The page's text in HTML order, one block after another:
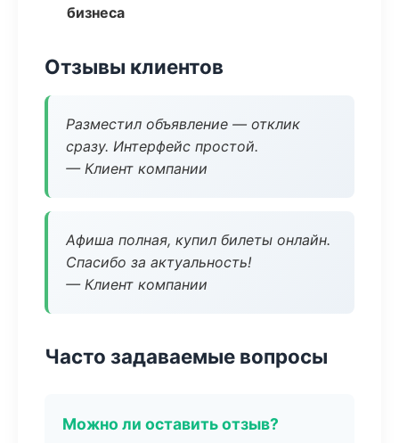
бизнеса
Отзывы клиентов
Разместил объявление — отклик
сразу. Интерфейс простой.
— Клиент компании
Афиша полная, купил билеты онлайн.
Спасибо за актуальность!
— Клиент компании
Часто задаваемые вопросы
Можно ли оставить отзыв?